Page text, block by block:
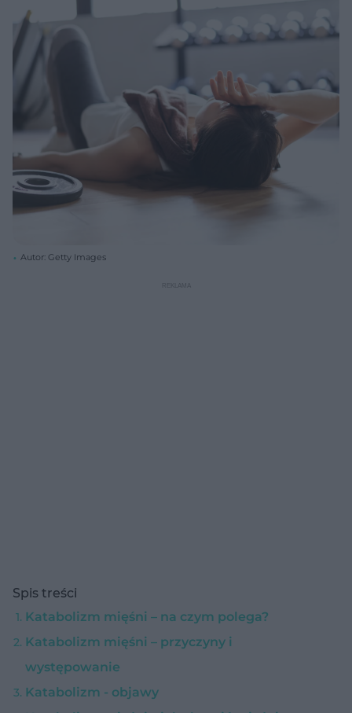
Autor: Getty Images
Spis treści
Katabolizm mięśni – na czym polega?
Katabolizm mięśni – przyczyny i
występowanie
Katabolizm - objawy